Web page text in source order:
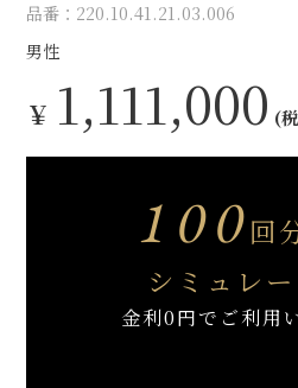
品番：220.10.41.21.03.006
男性
￥ 1,111,000 (
100回
シミュレ
金利0円でご利用